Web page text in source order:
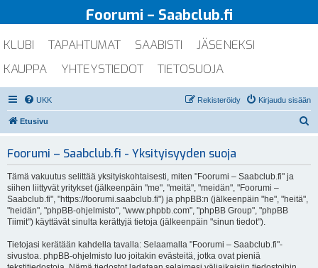
Foorumi – Saabclub.fi
KLUBI TAPAHTUMAT SAABISTI
JÄSENEKSI
KAUPPA
YHTEYSTIEDOT TIETOSUOJA
UKK Kirjaudu sisään
Rekisteröidy
Etusivu
Foorumi – Saabclub.fi - Yksityisyyden suoja
Tämä vakuutus selittää yksityiskohtaisesti, miten "Foorumi – Saabclub.fi" ja
siihen liittyvät yritykset (jälkeenpäin "me", "meitä", "meidän", "Foorumi –
Saabclub.fi", "https://foorumi.saabclub.fi") ja phpBB:n (jälkeenpäin "he", "heitä",
"heidän", "phpBB-ohjelmisto", "www.phpbb.com", "phpBB Group", "phpBB
Tiimit") käyttävät sinulta kerättyjä tietoja (jälkeenpäin "sinun tiedot").
Tietojasi kerätään kahdella tavalla: Selaamalla "Foorumi – Saabclub.fi"-
sivustoa. phpBB-ohjelmisto luo joitakin evästeitä, jotka ovat pieniä